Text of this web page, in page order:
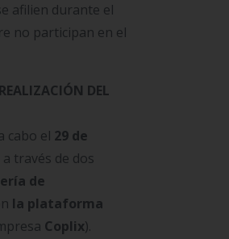
afilien durante el
no participan en el
DEL
cabo el 29 de
a través de dos
de
la plataforma
Coplix).